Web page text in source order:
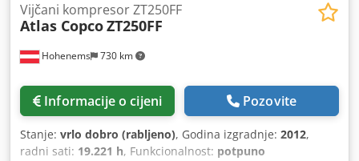
Hohenems 730 km
Vijčani kompresor ZT250FF
Atlas CopcoZT250FF
Informacije o cijeni Pozovite
Stanje: vrlo dobro (rabljeno), Godina izgradnje: 2012,
radni sati: 19.221 h, Funkcionalnost: potpuno